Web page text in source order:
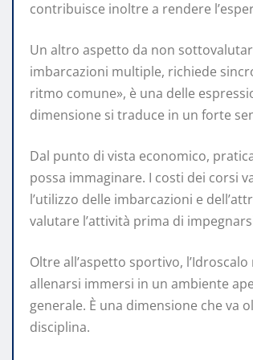
contribuisce inoltre a rendere
Un altro aspetto da non
imbarcazioni multiple, richiede
ritmo comune», è una delle
dimensione si traduce in un forte
Dal punto di vista economico,
possa immaginare. I costi dei corsi
l’utilizzo delle imbarcazioni e
valutare l’attività prima di
Oltre all’aspetto sportivo,
allenarsi immersi in un ambiente
generale. È una dimensione che va
disciplina.